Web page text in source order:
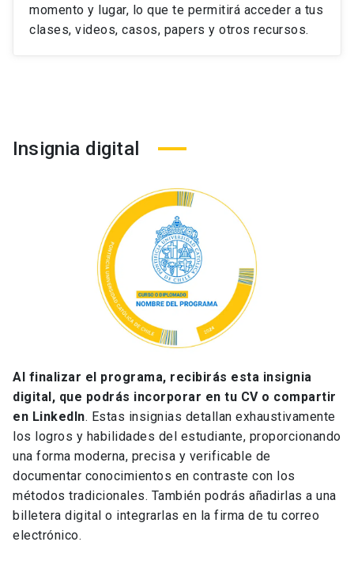
momento y lugar, lo que te permitirá acceder a tus
clases, videos, casos, papers y otros recursos.
Insignia digital
Al finalizar el programa, recibirás esta insignia
digital, que podrás incorporar en tu CV o compartir
en LinkedIn. Estas insignias detallan exhaustivamente
los logros y habilidades del estudiante, proporcionando
una forma moderna, precisa y verificable de
documentar conocimientos en contraste con los
métodos tradicionales. También podrás añadirlas a una
billetera digital o integrarlas en la firma de tu correo
electrónico.